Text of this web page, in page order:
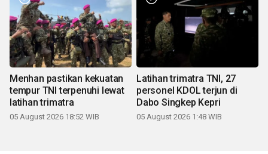
Menhan pastikan kekuatan
tempur TNI terpenuhi lewat
latihan trimatra
05 August 2026 18:52 WIB
Latihan trimatra TNI, 27
personel KDOL terjun di
Dabo Singkep Kepri
05 August 2026 1:48 WIB